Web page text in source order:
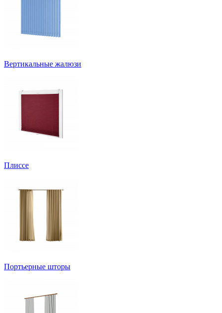
Вертикальные жалюзи
Плиссе
Портьерные шторы